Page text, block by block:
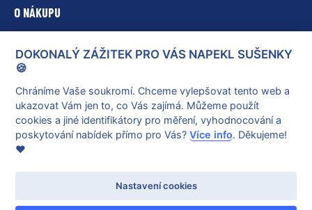
O NÁKUPU
O nás
Vše o nákupu
Reklamace a vrácení poukazu
Obchodní podmínky
Ochrana osobních údajů
DOKONALÝ ZÁŽITEK PRO VÁS NAPEKL SUŠENKY
🍪
Chráníme Vaše soukromí. Chceme vylepšovat tento web a
ukazovat Vám jen to, co Vás zajímá. Můžeme použít
cookies a jiné identifikátory pro měření, vyhodnocování a
poskytování nabídek přímo pro Vás?Více info. Děkujeme!
❤️
Nastavení cookies